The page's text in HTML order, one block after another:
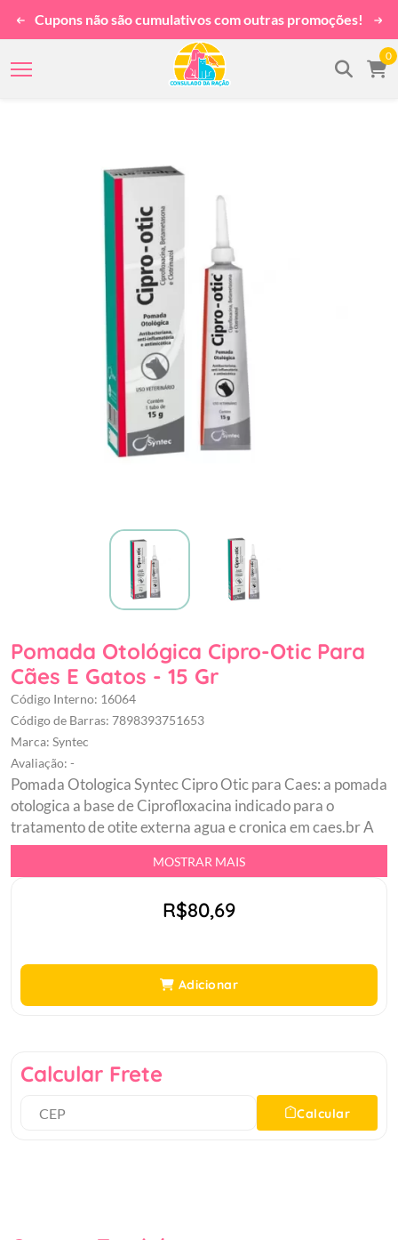
Cupons não são cumulativos com outras promoções!
0
Pomada Otológica Cipro-Otic Para
Cães E Gatos - 15 Gr
Código Interno: 16064
Código de Barras: 7898393751653
Marca: Syntec
Avaliação: -
Pomada Otologica Syntec Cipro Otic para Caes: a pomada
otologica a base de Ciprofloxacina indicado para o
tratamento de otite externa agua e cronica em caes.br A
base de Ciprofloxacinabr Para otites externas agudas e
cronicasbr Possui agentes antibactericidas.br Consulte
apropriado deste medicamento. Leia a bula ou
MOSTRAR MAIS
R$80,69
Adicionar
Calcular Frete
Calcular